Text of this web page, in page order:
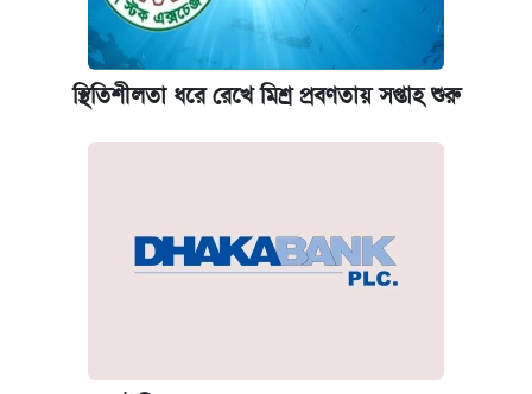
স্থিতিশীলতা ধরে রেখে মিশ্র প্রবণতায় সপ্তাহ শুরু